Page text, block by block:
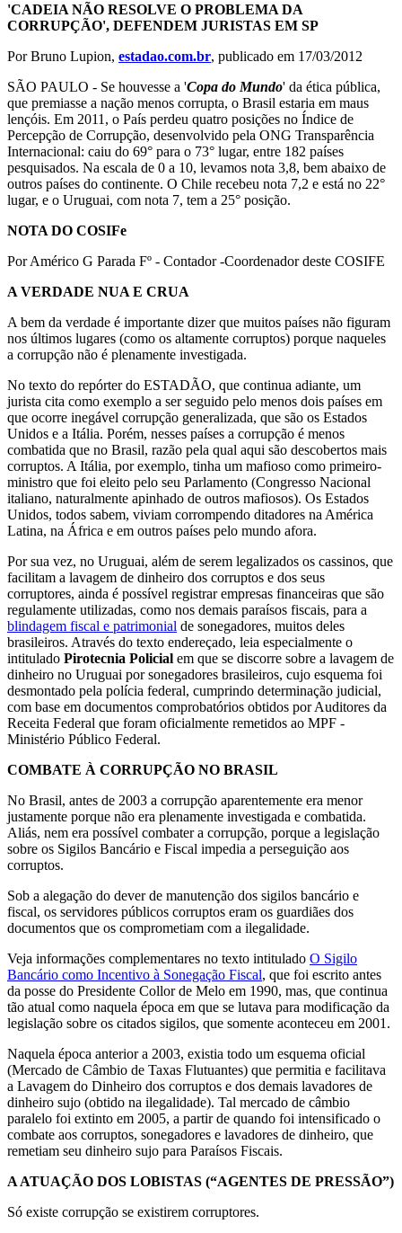
'CADEIA NÃO RESOLVE O PROBLEMA DA
CORRUPÇÃO', DEFENDEM JURISTAS EM SP
Por Bruno Lupion, estadao.com.br, publicado em 17/03/2012
SÃO PAULO - Se houvesse a 'Copa do Mundo' da ética pública,
que premiasse a nação menos corrupta, o Brasil estaria em maus
lençóis. Em 2011, o País perdeu quatro posições no Índice de
Percepção de Corrupção, desenvolvido pela ONG Transparência
Internacional: caiu do 69° para o 73° lugar, entre 182 países
pesquisados. Na escala de 0 a 10, levamos nota 3,8, bem abaixo de
outros países do continente. O Chile recebeu nota 7,2 e está no 22°
lugar, e o Uruguai, com nota 7, tem a 25° posição.
NOTA DO COSIFe
Por Américo G Parada Fº - Contador -Coordenador deste COSIFE
A VERDADE NUA E CRUA
A bem da verdade é importante dizer que muitos países não figuram
nos últimos lugares (como os altamente corruptos) porque naqueles
a corrupção não é plenamente investigada.
No texto do repórter do ESTADÃO, que continua adiante, um
jurista cita como exemplo a ser seguido pelo menos dois países em
que ocorre inegável corrupção generalizada, que são os Estados
Unidos e a Itália. Porém, nesses países a corrupção é menos
combatida que no Brasil, razão pela qual aqui são descobertos mais
corruptos. A Itália, por exemplo, tinha um mafioso como primeiro-
ministro que foi eleito pelo seu Parlamento (Congresso Nacional
italiano, naturalmente apinhado de outros mafiosos). Os Estados
Unidos, todos sabem, viviam corrompendo ditadores na América
Latina, na África e em outros países pelo mundo afora.
Por sua vez, no Uruguai, além de serem legalizados os cassinos, que
facilitam a lavagem de dinheiro dos corruptos e dos seus
corruptores, ainda é possível registrar empresas financeiras que são
regulamente utilizadas, como nos demais paraísos fiscais, para a
blindagem fiscal e patrimonial de sonegadores, muitos deles
brasileiros. Através do texto endereçado, leia especialmente o
intitulado Pirotecnia Policial em que se discorre sobre a lavagem de
dinheiro no Uruguai por sonegadores brasileiros, cujo esquema foi
desmontado pela polícia federal, cumprindo determinação judicial,
com base em documentos comprobatórios obtidos por Auditores da
Receita Federal que foram oficialmente remetidos ao MPF -
Ministério Público Federal.
COMBATE À CORRUPÇÃO NO BRASIL
No Brasil, antes de 2003 a corrupção aparentemente era menor
justamente porque não era plenamente investigada e combatida.
Aliás, nem era possível combater a corrupção, porque a legislação
sobre os Sigilos Bancário e Fiscal impedia a perseguição aos
corruptos.
Sob a alegação do dever de manutenção dos sigilos bancário e
fiscal, os servidores públicos corruptos eram os guardiães dos
documentos que os comprometiam com a ilegalidade.
Veja informações complementares no texto intitulado O Sigilo
Bancário como Incentivo à Sonegação Fiscal, que foi escrito antes
da posse do Presidente Collor de Melo em 1990, mas, que continua
tão atual como naquela época em que se lutava para modificação da
legislação sobre os citados sigilos, que somente aconteceu em 2001.
Naquela época anterior a 2003, existia todo um esquema oficial
(Mercado de Câmbio de Taxas Flutuantes) que permitia e facilitava
a Lavagem do Dinheiro dos corruptos e dos demais lavadores de
dinheiro sujo (obtido na ilegalidade). Tal mercado de câmbio
paralelo foi extinto em 2005, a partir de quando foi intensificado o
combate aos corruptos, sonegadores e lavadores de dinheiro, que
remetiam seu dinheiro sujo para Paraísos Fiscais.
A ATUAÇÃO DOS LOBISTAS (“AGENTES DE PRESSÃO”)
Só existe corrupção se existirem corruptores.